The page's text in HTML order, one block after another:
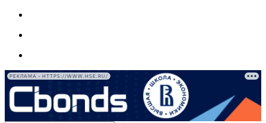
РЕКЛАМА • HTTPS://WWW.HSE.RU/